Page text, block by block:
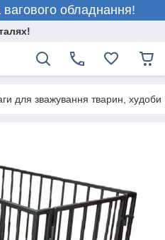
вагового обладнання!
для зважування тварин, худоби